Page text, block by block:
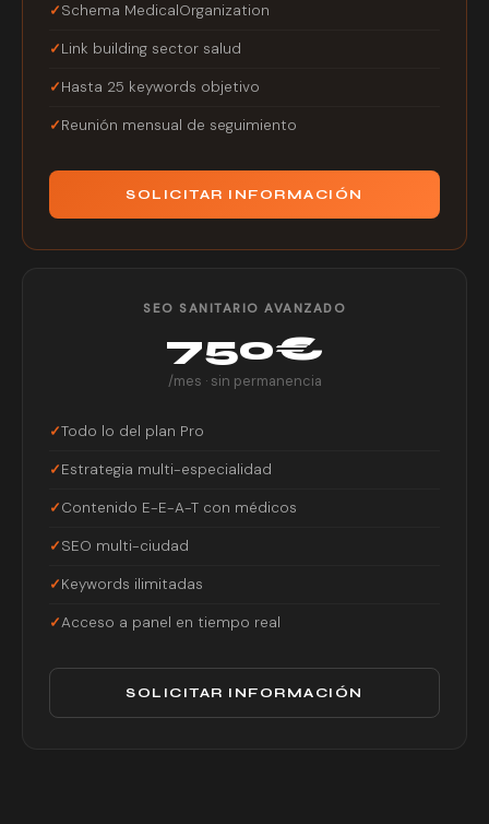
Schema MedicalOrganization
Link building sector salud
Hasta 25 keywords objetivo
Reunión mensual de seguimiento
SOLICITAR INFORMACIÓN
SEO SANITARIO AVANZADO
750€
/mes · sin permanencia
Todo lo del plan Pro
Estrategia multi-especialidad
Contenido E-E-A-T con médicos
SEO multi-ciudad
Keywords ilimitadas
Acceso a panel en tiempo real
SOLICITAR INFORMACIÓN